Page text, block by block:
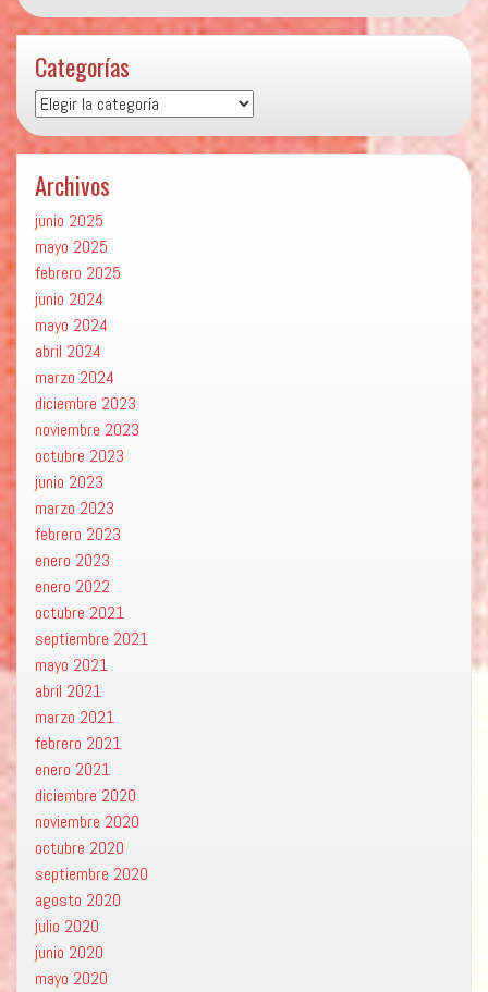
Categorías
Categorías
Archivos
junio 2025
mayo 2025
febrero 2025
junio 2024
mayo 2024
abril 2024
marzo 2024
diciembre 2023
noviembre 2023
octubre 2023
junio 2023
marzo 2023
febrero 2023
enero 2023
enero 2022
octubre 2021
septiembre 2021
mayo 2021
abril 2021
marzo 2021
febrero 2021
enero 2021
diciembre 2020
noviembre 2020
octubre 2020
septiembre 2020
agosto 2020
julio 2020
junio 2020
mayo 2020